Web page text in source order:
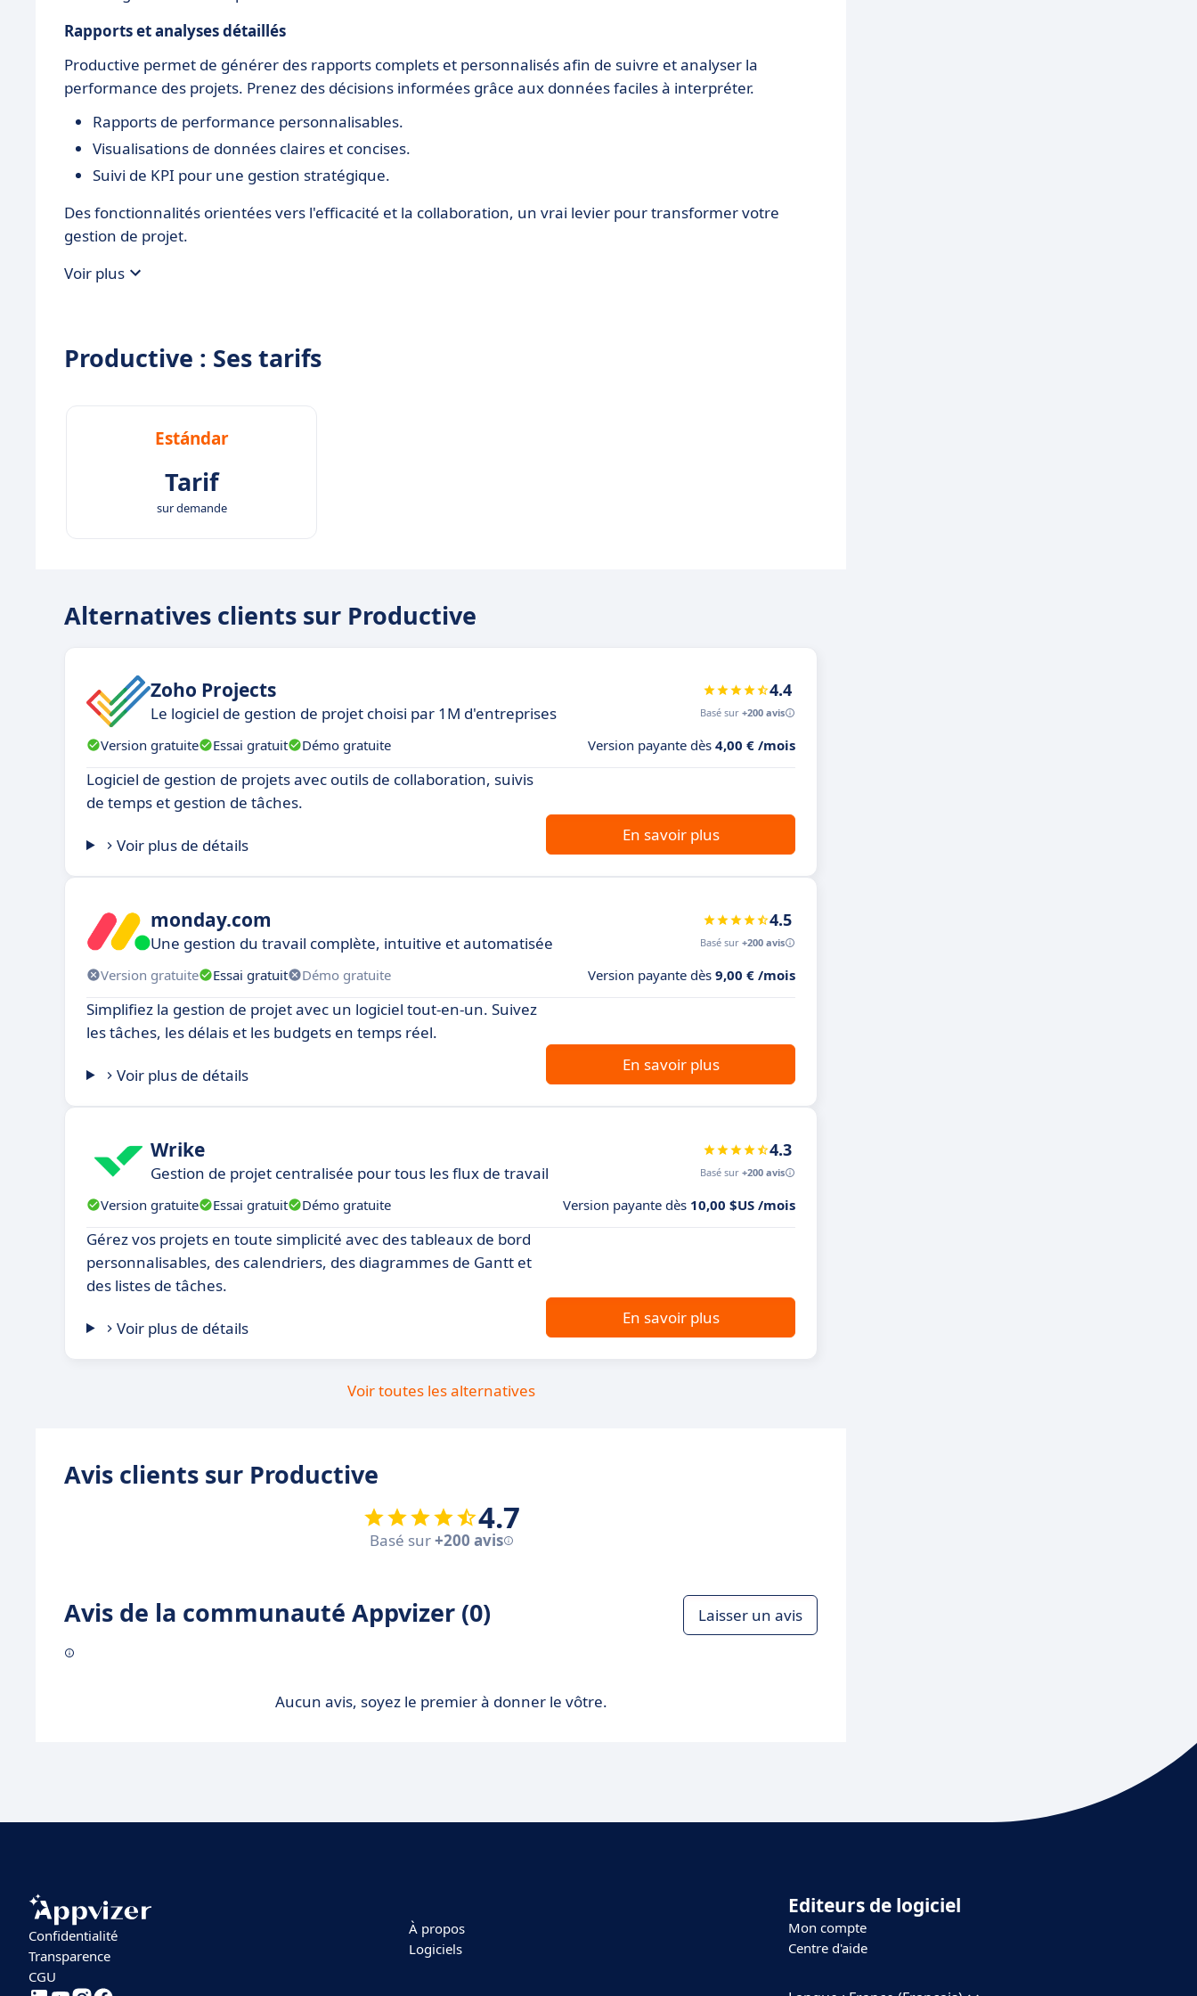
Rapports et analyses détaillés
Productive permet de générer des rapports complets et personnalisés afin de suivre et analyser la
performance des projets. Prenez des décisions informées grâce aux données faciles à interpréter.
Rapports de performance personnalisables.
Visualisations de données claires et concises.
Suivi de KPI pour une gestion stratégique.
Des fonctionnalités orientées vers l'efficacité et la collaboration, un vrai levier pour transformer votre
gestion de projet.
Voir plus
Productive : Ses tarifs
Estándar
Tarif
sur demande
Alternatives clients sur Productive
Zoho Projects
Le logiciel de gestion de projet choisi par 1M d'entreprises
4.4
Basé sur +200 avis
Version gratuite Essai gratuit Démo gratuite Version payante dès 4,00 € /mois
Logiciel de gestion de projets avec outils de collaboration, suivis
de temps et gestion de tâches.
Voir plus de détails
En savoir plus
monday.com
Une gestion du travail complète, intuitive et automatisée
4.5
Basé sur +200 avis
Version gratuite Essai gratuit Démo gratuite Version payante dès 9,00 € /mois
Simplifiez la gestion de projet avec un logiciel tout-en-un. Suivez
les tâches, les délais et les budgets en temps réel.
Voir plus de détails
En savoir plus
Wrike
Gestion de projet centralisée pour tous les flux de travail
4.3
Basé sur +200 avis
Version gratuite Essai gratuit Démo gratuite Version payante dès 10,00 $US /mois
Gérez vos projets en toute simplicité avec des tableaux de bord
personnalisables, des calendriers, des diagrammes de Gantt et
des listes de tâches.
Voir plus de détails
En savoir plus
Voir toutes les alternatives
Avis clients sur Productive
4.7
Basé sur+200 avis
Avis de la communauté Appvizer (0) Laisser un avis
Aucun avis, soyez le premier à donner le vôtre.
Confidentialité
Transparence
CGU
À propos
Logiciels
Editeurs de logiciel
Mon compte
Centre d'aide